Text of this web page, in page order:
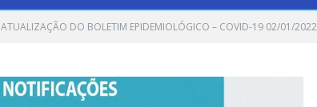
ATUALIZAÇÃO DO BOLETIM EPIDEMIOLÓGICO – COVID-19 02/01/2022